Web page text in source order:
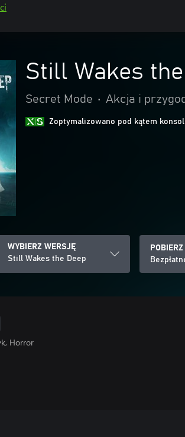
Still Wakes
Secret Mode • Akcja i
Zoptymalizowano pod kątem
WYBIERZ WERSJĘ
Still Wakes the Deep
POBIERZ
Horror